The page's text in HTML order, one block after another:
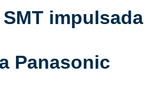
impulsada
Panasonic